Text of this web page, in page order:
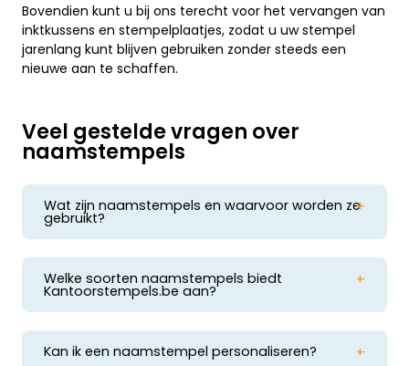
Bovendien kunt u bij ons terecht voor het vervangen van
inktkussens en stempelplaatjes, zodat u uw stempel
jarenlang kunt blijven gebruiken zonder steeds een
nieuwe aan te schaffen.
Veel gestelde vragen over
naamstempels
Wat zijn naamstempels en waarvoor worden ze
gebruikt?
informatie, zoals een functie of bedrijfsnaam, af
te drukken. Ze worden vaak gebruikt voor het
personaliseren van documenten, het
ondertekenen van brieven of het markeren van
eigendommen.
Welke soorten naamstempels biedt
Kantoorstempels.be aan?
traditionele houten stempels en pre-inked EOS
Kan ik een naamstempel personaliseren?